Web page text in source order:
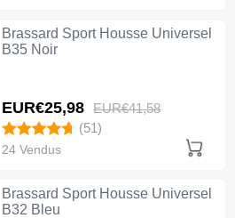
Brassard Sport Housse Universel
B35 Noir
EUR€25,98 EUR€41,58
(51)
24 Vendus
Brassard Sport Housse Universel
B32 Bleu